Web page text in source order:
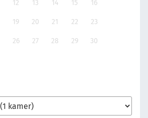
12 13 14 15 16
19 20 21 22 23
26 27 28 29 30